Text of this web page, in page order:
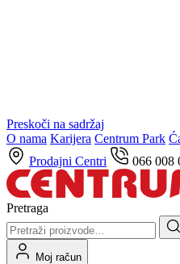
Preskoči na sadržaj
O nama Karijera Centrum Park
Prodajni Centri
066 008
Pretraga
Moj račun